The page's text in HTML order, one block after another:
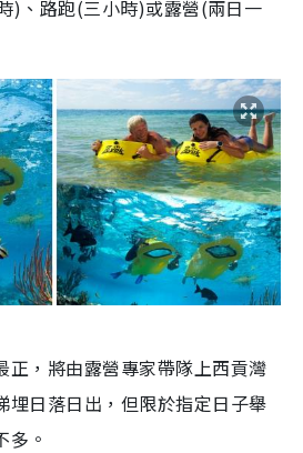
)、路跑(三小時)或露營(兩日一
正，將由露營專家帶隊上西貢灣
埋日落日出，但限於指定日子舉
多。